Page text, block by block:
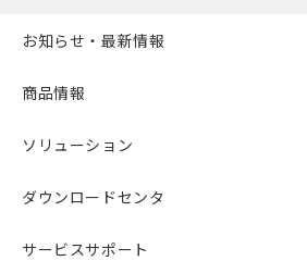
お知らせ・最新情報
商品情報
ソリューション
ダウンロードセンタ
サービスサポート